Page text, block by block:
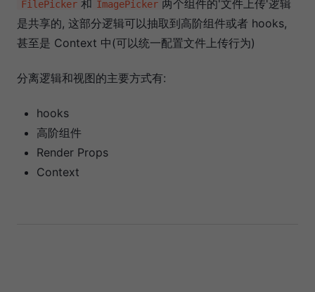
FilePicker 和 ImagePicker 两个组件的'文件上传'逻辑
是共享的, 这部分逻辑可以抽取到高阶组件或者 hooks,
甚至是 Context 中(可以统一配置文件上传行为)
分离逻辑和视图的主要方式有:
hooks
高阶组件
Render Props
Context